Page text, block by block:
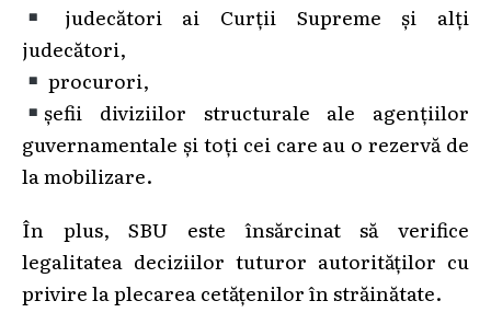
judecători ai Curţii Supreme şi alţi
judecători,
procurori,
şefii diviziilor structurale ale agenţiilor
guvernamentale şi toţi cei care au o rezervă de
la mobilizare.
În plus, SBU este însărcinat să verifice
legalitatea deciziilor tuturor autorităţilor cu
privire la plecarea cetăţenilor în străinătate.